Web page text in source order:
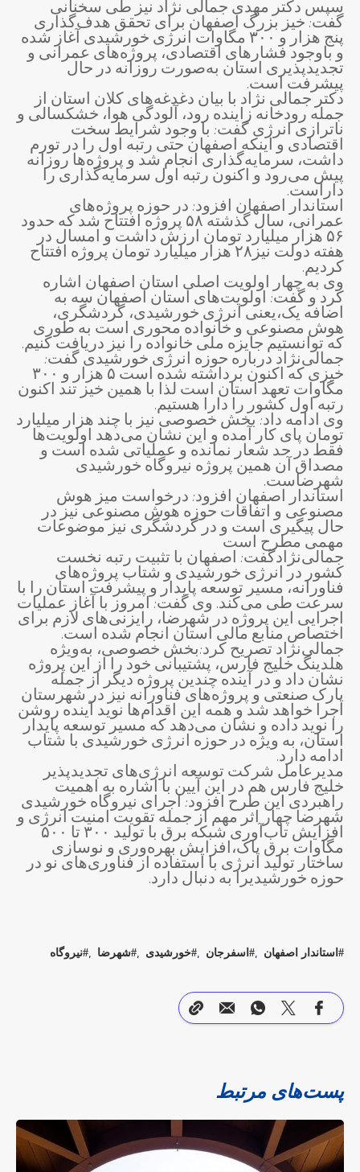
سپس دکتر مهدی جمالی نژاد نیز طی سخنانی
گفت: خیز بزرگ اصفهان برای تحقق هدف‌گذاری
پنج هزار و ۳۰۰ مگاوات انرژی خورشیدی آغاز شده
و باوجود فشارهای اقتصادی، پروژه‌های عمرانی و
تجدیدپذیری استان به‌صورت روزانه در حال
پیشرفت است.
دکتر جمالی نژاد با بیان دغدغه‌های کلان استان از
جمله رودخانه زاینده رود، آلودگی هوا، خشکسالی و
ناترازی انرژی گفت: با وجود شرایط سخت
اقتصادی و اینکه اصفهان حتی رتبه اول را در تورم
داشت، سرمایه‌گذاری انجام شد و پروژه‌ها روزانه
پیش می‌رود و اکنون رتبه اول سرمایه‌گذاری را
داراست.
استاندار اصفهان افزود: در حوزه پروژه‌های
عمرانی، سال گذشته ۵۸ پروژه افتتاح شد که حدود
۵۶ هزار میلیارد تومان ارزش داشت و امسال در
هفته دولت نیز۲۸ هزار میلیارد تومان پروژه افتتاح
کردیم.
وی به چهار اولویت اصلی استان اصفهان اشاره
کرد و گفت: اولویت‌های استان اصفهان سه به
اضافه یک،یعنی انرژی خورشیدی، گردشگری،
هوش مصنوعی و خانواده محوری است به طوری
که توانستیم جایزه ملی خانواده را نیز دریافت کنیم.
جمالی‌نژاد درباره حوزه انرژی خورشیدی گفت:
خیزی که اکنون برداشته شده است ۵ هزار و ۳۰۰
مگاوات تعهد استان است لذا با همین خیز تند اکنون
رتبه اول کشور را دارا هستیم.
وی ادامه داد: بخش خصوصی نیز با چند هزار میلیارد
تومان پای کار آمده و این نشان می‌دهد اولویت‌ها
فقط در حد شعار نمانده و عملیاتی شده است و
مصداق آن همین پروژه نیروگاه خورشیدی
شهرضاست.
استاندار اصفهان افزود: درخواست میز هوش
مصنوعی و اتفاقات حوزه هوش مصنوعی نیز در
حال پیگیری است و در گردشگری نیز موضوعات
مهمی مطرح است
جمالی‌نژادگفت: اصفهان با تثبیت رتبه نخست
کشور در انرژی خورشیدی و شتاب پروژه‌های
فناورانه، مسیر توسعه پایدار و پیشرفت استان را با
سرعت طی می‌کند. وی گفت: امروز با آغاز عملیات
اجرایی این پروژه در شهرضا، رایزنی‌های لازم برای
اختصاص منابع مالی استان انجام شده است.
جمالی‌نژاد تصریح کرد:بخش خصوصی، به‌ویژه
هلدینگ خلیج فارس، پشتیبانی خود را از این پروژه
نشان داد و در آینده چندین پروژه دیگر از جمله
پارک صنعتی و پروژه‌های فناورانه نیز در شهرستان
اجرا خواهد شد و همه این اقدام‌ها نوید آینده روشن
را نوید داده و نشان می‌دهد که مسیر توسعه پایدار
استان، به ویژه در حوزه انرژی خورشیدی با شتاب
ادامه دارد.
مدیرعامل شرکت توسعه انرژی‌های تجدیدپذیر
خلیج فارس هم در این آیین با اشاره به اهمیت
راهبردی این طرح افزود: اجرای نیروگاه خورشیدی
شهرضا چهار اثر مهم از جمله تقویت امنیت انرژی و
افزایش تاب‌آوری شبکه برق با تولید ۳۰۰ تا ۵۰۰
مگاوات برق پاک،افزایش بهره‌وری و نوسازی
ساختار تولید انرژی با استفاده از فناوری‌های نو در
حوزه خورشیدیرا به دنبال دارد.
استاندار اصفهان اسفرجان خورشیدی شهرضا نیروگاه
پست‌های مرتبط